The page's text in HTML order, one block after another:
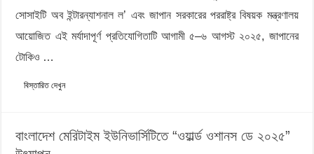
সোসাইটি অব ইন্টারন্যাশনাল ল’ এবং জাপান সরকারের পররাষ্ট্র বিষয়ক মন্ত্রণালয়
আয়োজিত এই মর্যাদাপূর্ণ প্রতিযোগিতাটি আগামী ৫–৬ আগস্ট ২০২৫, জাপানের
টোকিও …
বিস্তারিত দেখুন
বাংলাদেশ মেরিটাইম ইউনিভার্সিটিতে “ওয়ার্ল্ড ওশানস ডে ২০২৫”